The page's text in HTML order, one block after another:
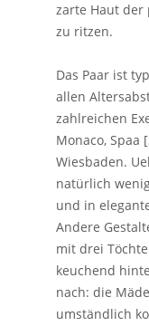
zarte Haut der
zu ritzen.
Das Paar ist
allen
zahlreichen
Monaco, Spaa
Wiesbaden.
natürlich
und in
Andere
mit drei
keuchend
nach: die
umständlich